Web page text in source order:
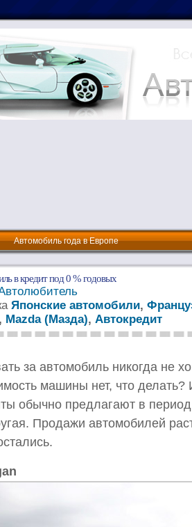
Автомобиль года в Европе
в кредит под 0 % годовых
Японские автомобили,
, Mazda (Мазда), Автокредит
за автомобиль никогда не
машины нет, что делать?
обычно предлагают в
Продажи автомобилей